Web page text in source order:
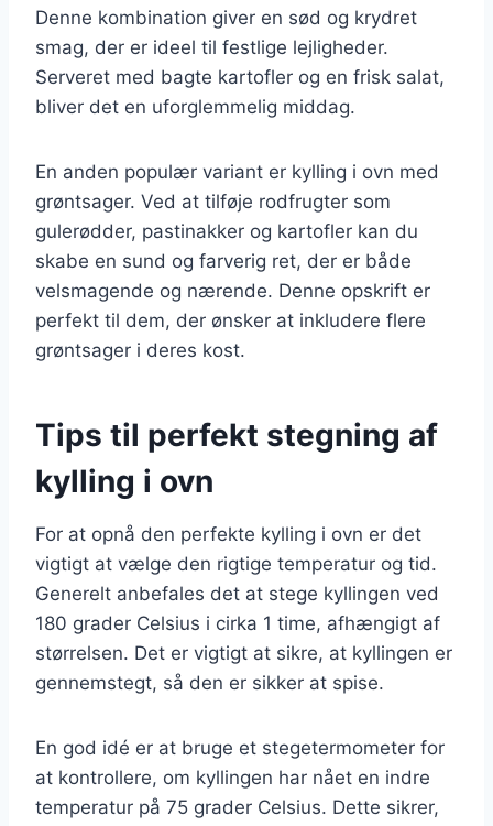
Denne kombination giver en sød og krydret
smag, der er ideel til festlige lejligheder.
Serveret med bagte kartofler og en frisk salat,
bliver det en uforglemmelig middag.
En anden populær variant er kylling i ovn med
grøntsager. Ved at tilføje rodfrugter som
gulerødder, pastinakker og kartofler kan du
skabe en sund og farverig ret, der er både
velsmagende og nærende. Denne opskrift er
perfekt til dem, der ønsker at inkludere flere
grøntsager i deres kost.
Tips til perfekt stegning af
kylling i ovn
For at opnå den perfekte kylling i ovn er det
vigtigt at vælge den rigtige temperatur og tid.
Generelt anbefales det at stege kyllingen ved
180 grader Celsius i cirka 1 time, afhængigt af
størrelsen. Det er vigtigt at sikre, at kyllingen er
gennemstegt, så den er sikker at spise.
En god idé er at bruge et stegetermometer for
at kontrollere, om kyllingen har nået en indre
temperatur på 75 grader Celsius. Dette sikrer,